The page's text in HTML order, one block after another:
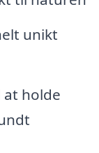
unikt
at holde